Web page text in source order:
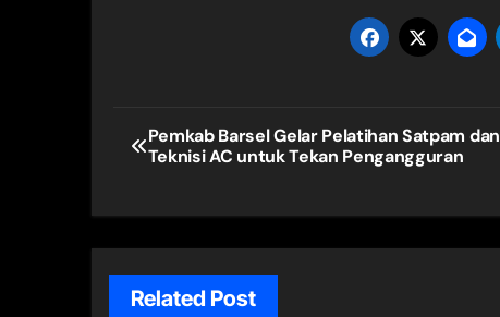
Navigasi
pos
Pemkab Barsel Gelar Pelatihan Satpam dan
Teknisi AC untuk Tekan Pengangguran
Related Post